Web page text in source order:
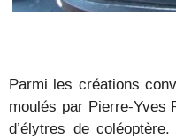
Parmi les créations
moulés par Pierre-Yves
d’élytres de